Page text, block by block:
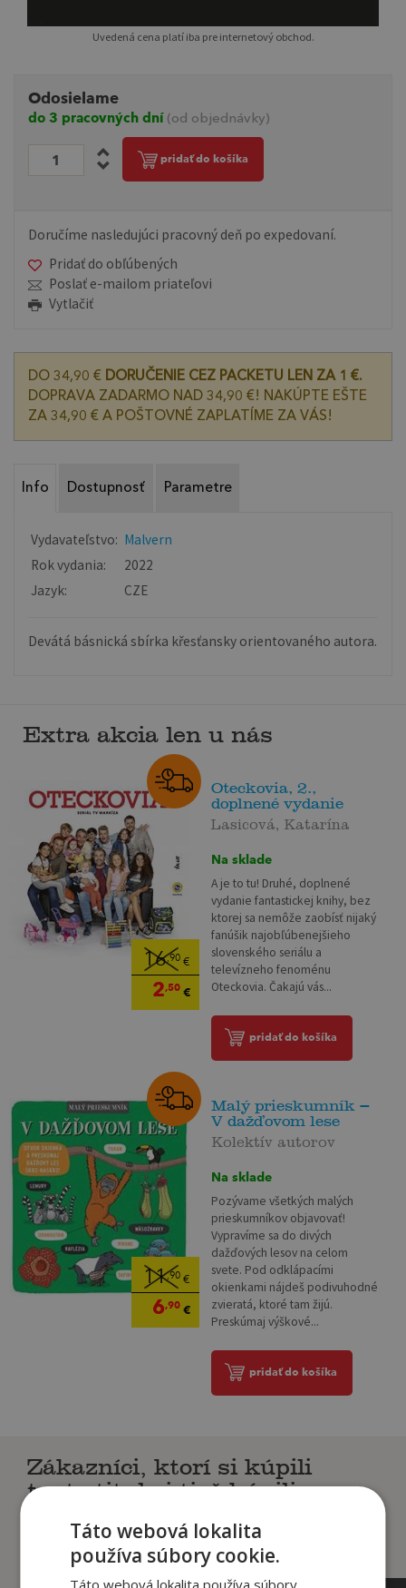
Uvedená cena platí iba pre internetový obchod.
Odosielame
do 3 pracovných dní (od objednávky)
pridať do košíka
Doručíme nasledujúci pracovný deň po expedovaní.
Pridať do obľúbených
Poslať e-mailom priateľovi
Vytlačiť
DO 34,90 € DORUČENIE CEZ PACKETU LEN ZA 1 €.
DOPRAVA ZADARMO NAD 34,90 €! NAKÚPTE EŠTE
ZA 34,90 € A POŠTOVNÉ ZAPLATÍME ZA VÁS!
Info Dostupnosť Parametre
Vydavateľstvo: Malvern
Rok vydania:
2022
Jazyk:
CZE
Devátá básnická sbírka křesťansky orientovaného autora.
Extra akcia len u nás
16,90€
2,50€
Oteckovia, 2.,
doplnené vydanie
Lasicová, Katarína
Na sklade
A je to tu! Druhé, doplnené
vydanie fantastickej knihy, bez
ktorej sa nemôže zaobísť nijaký
fanúšik najobľúbenejšieho
slovenského seriálu a
televízneho fenoménu
Oteckovia. Čakajú vás...
pridať do košíka
11,90€
6,90€
Malý prieskumník –
V dažďovom lese
Kolektív autorov
Na sklade
Pozývame všetkých malých
prieskumníkov objavovať!
Vypravíme sa do divých
dažďových lesov na celom
svete. Pod odklápacími
okienkami nájdeš podivuhodné
zvieratá, ktoré tam žijú.
Preskúmaj výškové...
pridať do košíka
Zákazníci, ktorí si kúpili
tento titul si tiež kúpili
Táto webová lokalita
používa súbory cookie.
Táto webová lokalita používa súbory